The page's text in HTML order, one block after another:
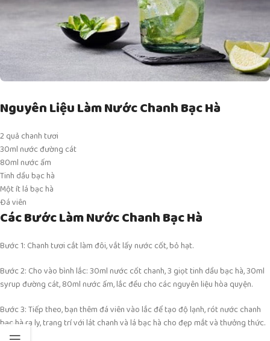
Nguyên Liệu Làm Nước Chanh Bạc Hà
2 quả chanh tươi
30ml nước đường cát
80ml nước ấm
Tinh dầu bạc hà
Một ít lá bạc hà
Đá viên
Các Bước Làm Nước Chanh Bạc Hà
Bước 1: Chanh tươi cắt làm đôi, vắt lấy nước cốt, bỏ hạt.
Bước 2: Cho vào bình lắc: 30ml nước cốt chanh, 3 giọt tinh dầu bạc hà, 30ml
syrup đường cát, 80ml nước ấm, lắc đều cho các nguyên liệu hòa quyện.
Bước 3: Tiếp theo, bạn thêm đá viên vào lắc để tạo độ lạnh, rót nước chanh
bạc hà ra ly, trang trí với lát chanh và lá bạc hà cho đẹp mắt và thưởng thức.